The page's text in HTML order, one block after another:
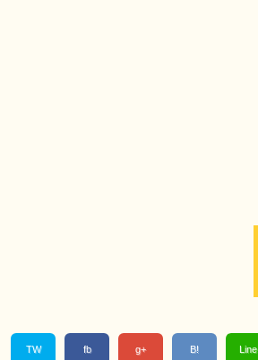
TW fb g+ B! Line